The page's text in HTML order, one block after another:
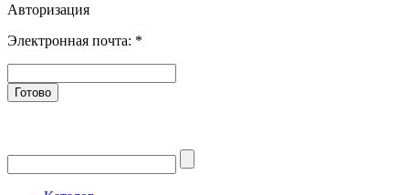
Авторизация
Электронная почта: *
Готово